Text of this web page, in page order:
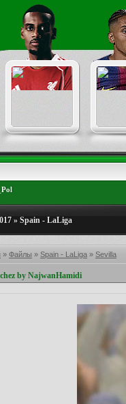
» Spain - LaLiga
» Файлы » Spain - LaLiga » Sevilla
by NajwanHamidi